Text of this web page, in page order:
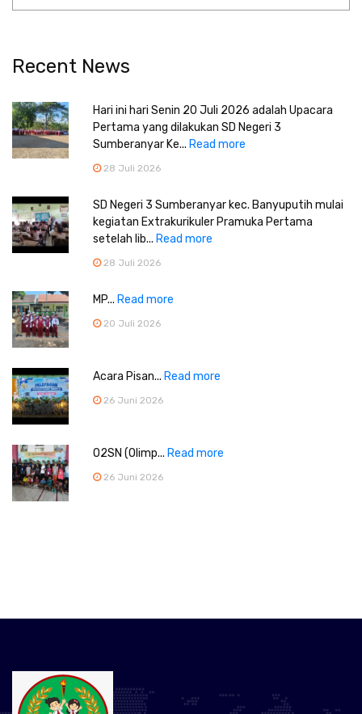
Recent News
Hari ini hari Senin 20 Juli 2026 adalah Upacara
Pertama yang dilakukan SD Negeri 3
Sumberanyar Ke... Read more
28 Juli 2026
SD Negeri 3 Sumberanyar kec. Banyuputih mulai
kegiatan Extrakurikuler Pramuka Pertama
setelah lib... Read more
28 Juli 2026
MP... Read more
20 Juli 2026
Acara Pisan... Read more
26 Juni 2026
O2SN (Olimp... Read more
26 Juni 2026